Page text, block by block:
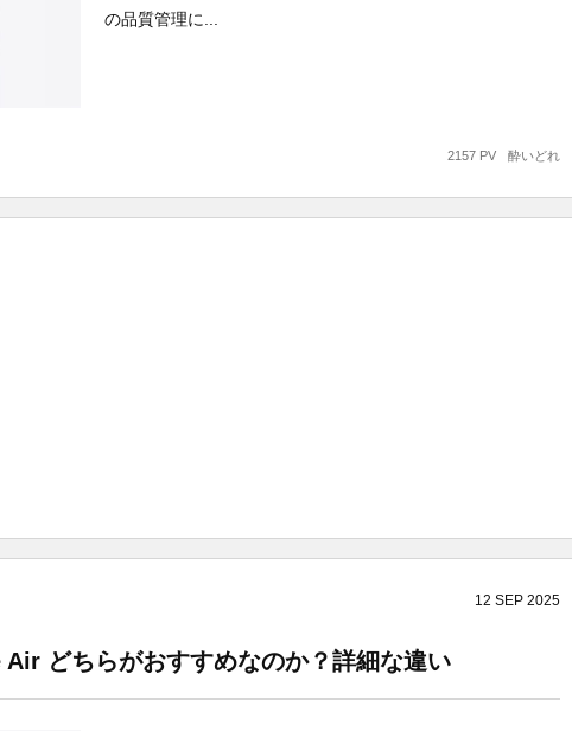
の品質管理に...
酔いどれ
2157 PV
12 SEP 2025
どちらがおすすめなのか？詳細な違い